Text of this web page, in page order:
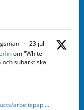
· 23 jul
om "White
subarktiska
arbeitspapi...